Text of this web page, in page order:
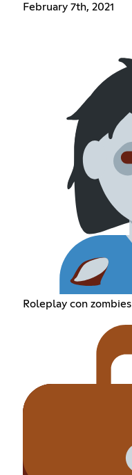
February 7th, 2021
Roleplay con zombies